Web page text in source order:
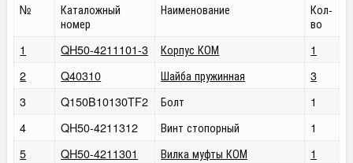
№
Каталожный
номер
Наименование
Кол-
во
1
QH50-4211101-3 Корпус КОМ
1
2
Q40310 Шайба пружинная
3
3
Q150B10130TF2 Болт
1
4
QH50-4211312 Винт стопорный
1
5
QH50-4211301 Вилка муфты КОМ
1